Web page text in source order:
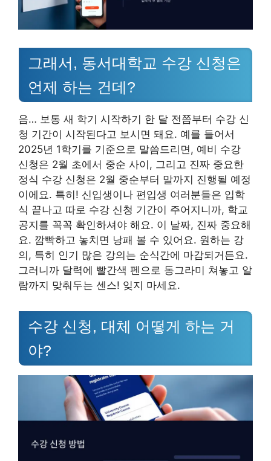
그래서, 동서대학교 수강 신청은
언제 하는 건데?
음… 보통 새 학기 시작하기 한 달 전쯤부터 수강 신
청 기간이 시작된다고 보시면 돼요. 예를 들어서
2025년 1학기를 기준으로 말씀드리면, 예비 수강
신청은 2월 초에서 중순 사이, 그리고 진짜 중요한
정식 수강 신청은 2월 중순부터 말까지 진행될 예정
이에요. 특히! 신입생이나 편입생 여러분들은 입학
식 끝나고 따로 수강 신청 기간이 주어지니까, 학교
공지를 꼭꼭 확인하셔야 해요. 이 날짜, 진짜 중요해
요. 깜빡하고 놓치면 낭패 볼 수 있어요. 원하는 강
의, 특히 인기 많은 강의는 순식간에 마감되거든요.
그러니까 달력에 빨간색 펜으로 동그라미 쳐놓고 알
람까지 맞춰두는 센스! 잊지 마세요.
수강 신청, 대체 어떻게 하는 거
야?